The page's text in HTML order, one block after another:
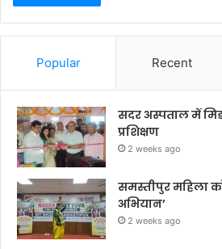
Popular Recent
सदर अस्पताल में
प्रशिक्षण
2 weeks ago
समस्तीपुर महिला
अभियान’
2 weeks ago